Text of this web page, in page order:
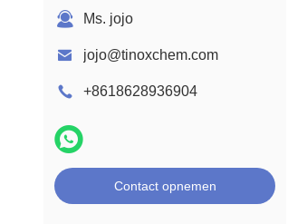
Ms. jojo
jojo@tinoxchem.com
+8618628936904
Contact opnemen